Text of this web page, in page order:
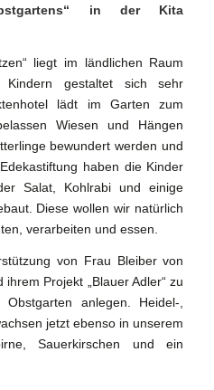
in der Kita
liegt im ländlichen Raum
gestaltet sich sehr
lädt im Garten zum
Wiesen und Hängen
bewundert werden und
haben die Kinder
Salat, Kohlrabi und einige
Diese wollen wir natürlich
verarbeiten und essen.
von Frau Bleiber von
Projekt „Blauer Adler“ zu
anlegen. Heidel-,
jetzt ebenso in unserem
Sauerkirschen und ein